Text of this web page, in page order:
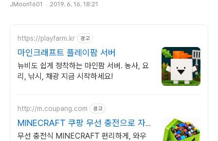
JMoon1601 2019. 6. 16. 18:21
https://playfarm.kr 광고
마인크래프트 플레이팜 서버
뉴비도 쉽게 정착하는 마인팜 서버. 농사, 요
리, 낚시, 채광 지금 시작하세요!
http://m.coupang.com 광고
MINECRAFT 쿠팡 무선 충전으로 자
유롭게
무선 충전식 MINECRAFT 편리하게, 와우